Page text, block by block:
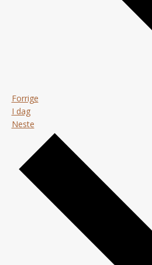
ForrigeArrangementer
I dag
NesteArrangementer